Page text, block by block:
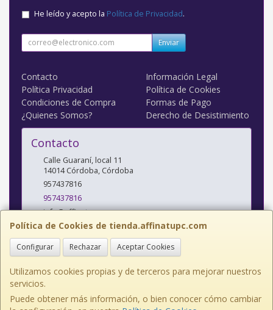
Política de Cookies de tienda.affinatupc.com
Configurar Rechazar Aceptar Cookies
Utilizamos cookies propias y de terceros para mejorar nuestros
servicios.
Puede obtener más información, o bien conocer cómo cambiar
He leído y acepto la Política de Privacidad.
Enviar
Contacto
Información Legal
Política Privacidad
Política de Cookies
Condiciones de Compra
Formas de Pago
¿Quienes Somos?
Derecho de Desistimiento
Contacto
Calle Guaraní, local 11
14014 Córdoba, Córdoba
957437816
957437816
info@affinatupc.com
Horario
10:00 a 13:30 y 17:00 a 20:30h Lunes a Viernes